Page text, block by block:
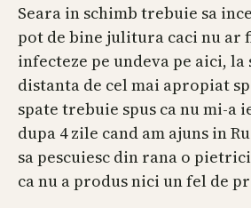
Seara in schimb trebuie sa
pot de bine julitura caci nu ar
infecteze pe undeva pe aici,
distanta de cel mai apropiat
spate trebuie spus ca nu mi-a
dupa 4 zile cand am ajuns in
sa pescuiesc din rana o
ca nu a produs nici un fel de